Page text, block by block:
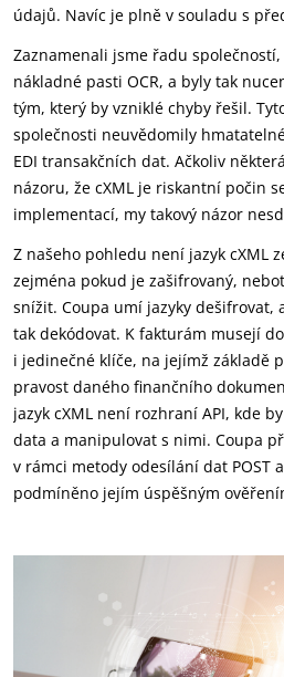
údajů. Navíc je plně v souladu s
Zaznamenali jsme řadu
nákladné pasti OCR, a byly tak
tým, který by vzniklé chyby řešil.
společnosti neuvědomily
EDI transakčních dat. Ačkoliv
názoru, že cXML je riskantní počin
implementací, my takový názor
Z našeho pohledu není jazyk cXML
zejména pokud je zašifrovaný,
snížit. Coupa umí jazyky dešifrovat,
tak dekódovat. K fakturám musejí
i jedinečné klíče, na jejímž základě
pravost daného finančního
jazyk cXML není rozhraní API, kde
data a manipulovat s nimi. Coupa
v rámci metody odesílání dat POST
podmíněno jejím úspěšným